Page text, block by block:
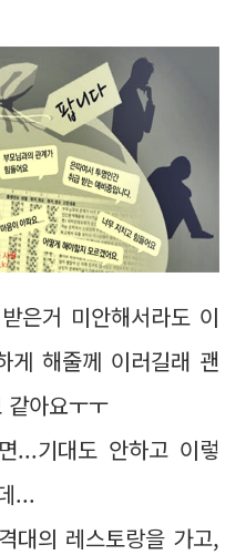
은거 미안해서라도 이
게 해줄께 이러길래 괜
아요ㅜㅜ
...기대도 안하고 이렇
...
대의 레스토랑을 가고,